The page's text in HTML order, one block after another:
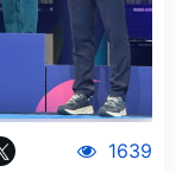
1639